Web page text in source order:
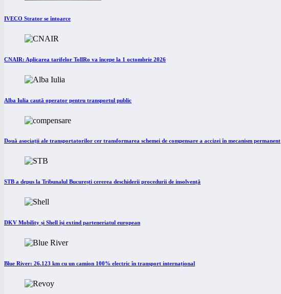
IVECO Strator se întoarce
CNAIR: Aplicarea tarifelor TollRo va începe la 1 octombrie 2026
Alba Iulia caută operator pentru transportul public
Două asociații ale transportatorilor cer transformarea schemei de compensare a accizei în mecanism permanent
STB a depus la Tribunalul București cererea deschiderii procedurii de insolvență
DKV Mobility și Shell își extind parteneriatul european
Blue River: 26.123 km cu un camion 100% electric în transport internațional